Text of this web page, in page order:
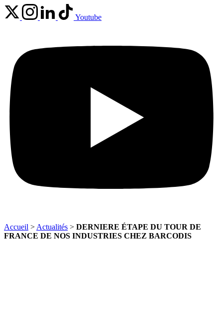
Youtube
Accueil > Actualités > DERNIERE ÉTAPE DU TOUR DE
FRANCE DE NOS INDUSTRIES CHEZ BARCODIS